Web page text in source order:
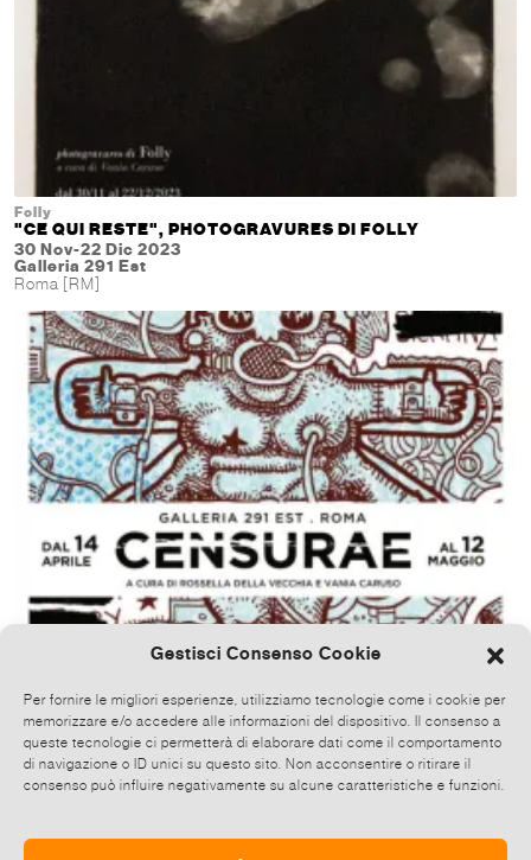
Gestisci Consenso Cookie
Per fornire le migliori esperienze, utilizziamo tecnologie come i cookie per
memorizzare e/o accedere alle informazioni del dispositivo. Il consenso a
queste tecnologie ci permetterà di elaborare dati come il comportamento
di navigazione o ID unici su questo sito. Non acconsentire o ritirare il
consenso può influire negativamente su alcune caratteristiche e funzioni.
Folly
"CE QUI RESTE", PHOTOGRAVURES DI FOLLY
30 Nov-22 Dic 2023
Galleria 291 Est
Roma [RM]
CENSURAE